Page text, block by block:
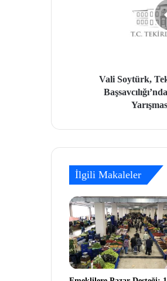
Vali Soytürk,
İlgili Makaleler